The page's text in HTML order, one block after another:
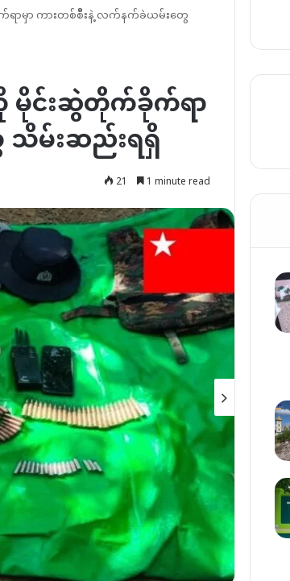
ာမှာ ကားတစ်စီီးနဲ့ လက်နက်ခဲယမ်းတွေ
မိုင်းဆွဲတိုက်ခိုက်ရာ
သိမ်းဆည်းရရှိ
21 1 minute read